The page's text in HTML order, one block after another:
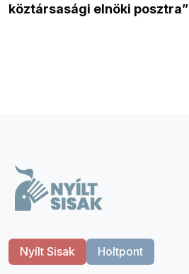
köztársasági elnöki posztra”
Nyílt Sisak Holtpont